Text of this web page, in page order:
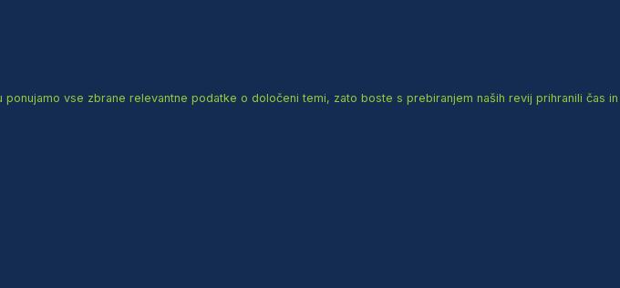
vse zbrane relevantne podatke o določeni temi, zato boste s prebiranjem naših revij prihranili čas in